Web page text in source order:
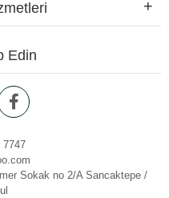
Edin
7747
Sokak no 2/A Sancaktepe /